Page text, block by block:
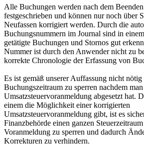
Alle Buchungen werden nach dem
festgeschrieben und können nur noch über
Neufassen korrigiert werden. Durch die
Buchungsnummern im Journal sind in
getätigte Buchungen und Stornos gut
Nummer ist durch den Anwender nicht zu
korrekte Chronologie der Erfassung von
Es ist gemäß unserer Auffassung nicht nötig
Buchungszeitraum zu sperren nachdem
Umsatzsteuervoranmeldung abgesetzt hat.
einem die Möglichkeit einer korrigierten
Umsatzsteuervoranmeldung gibt, ist es
Finanzbehörde einen ganzen
Voranmeldung zu sperren und dadurch
Korrekturen zu verhindern.